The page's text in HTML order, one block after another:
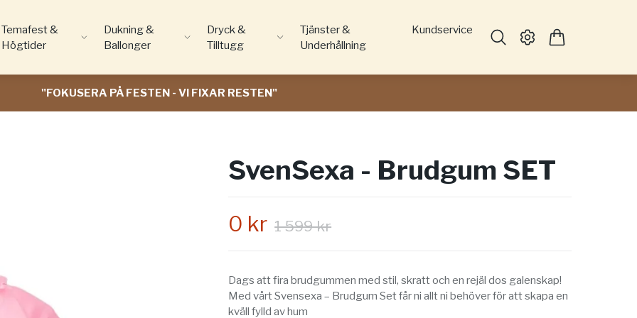
Temafest &
Högtider
Dukning &
Ballonger
Dryck &
Tilltugg
Tjänster &
Underhållning
Kundservice
"FOKUSERA PÅ FESTEN - VI FIXAR RESTEN"
SvenSexa - Brudgum SET
0 kr 1 599 kr
Dags att fira brudgummen med stil, skratt och en rejäl dos galenskap!
Med vårt Svensexa – Brudgum Set får ni allt ni behöver för att skapa en
kväll fylld av hum